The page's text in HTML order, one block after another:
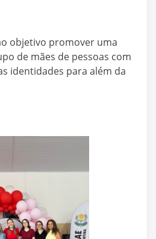
objetivo promover uma
de mães de pessoas com
identidades para além da